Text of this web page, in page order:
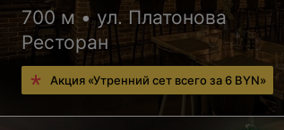
700 м • ул. Платонова
Ресторан
Акция «Утренний сет всего за 6 BYN»